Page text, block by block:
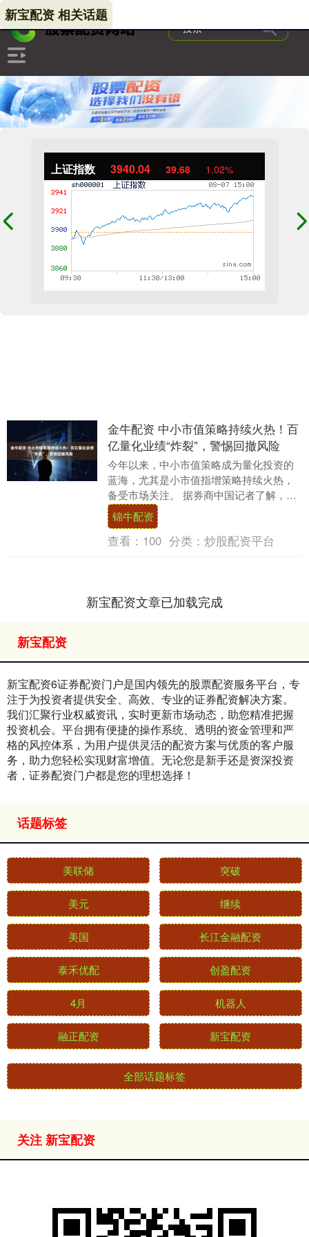
上证指数 3940.04 39.68 1.02%
新宝配资 相关话题
金牛配资 中小市值策略持续火热！百
亿量化业绩“炸裂”，警惕回撤风险
今年以来，中小市值策略成为量化投资的
蓝海，尤其是小市值指增策略持续火热，
备受市场关注。 据券商中国记者了解，多
家头部量化私募旗下相关产品年内收益率
超过20%，部....
锦牛配资
查看： 100 分类： 炒股配资平台
新宝配资文章已加载完成
新宝配资
新宝配资6证券配资门户是国内领先的股票配资服务平台，专
注于为投资者提供安全、高效、专业的证券配资解决方案。
我们汇聚行业权威资讯，实时更新市场动态，助您精准把握
投资机会。平台拥有便捷的操作系统、透明的资金管理和严
格的风控体系，为用户提供灵活的配资方案与优质的客户服
务，助力您轻松实现财富增值。无论您是新手还是资深投资
者，证券配资门户都是您的理想选择！
话题标签
美联储 突破
美元 继续
美国 长江金融配资
泰禾优配 创盈配资
4月 机器人
融正配资 新宝配资
全部话题标签
关注 新宝配资